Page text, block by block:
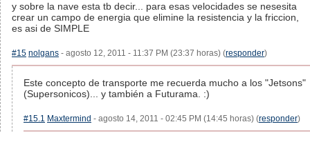
y sobre la nave esta tb decir... para esas velocidades se nesesita
crear un campo de energia que elimine la resistencia y la friccion,
es asi de SIMPLE
#15 nolgans - agosto 12, 2011 - 11:37 PM (23:37 horas) (responder)
Este concepto de transporte me recuerda mucho a los "Jetsons"
(Supersonicos)... y también a Futurama. :)
#15.1 Maxtermind - agosto 14, 2011 - 02:45 PM (14:45 horas) (responder)